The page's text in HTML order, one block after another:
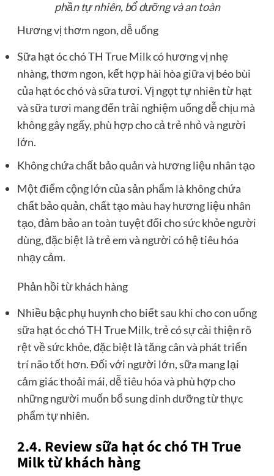
phần tự nhiên, bổ dưỡng và an toàn
Hương vị thơm ngon, dễ uống
Sữa hạt óc chó TH True Milk có hương vị nhẹ
nhàng, thơm ngon, kết hợp hài hòa giữa vị béo bùi
của hạt óc chó và sữa tươi. Vị ngọt tự nhiên từ hạt
và sữa tươi mang đến trải nghiệm uống dễ chịu mà
không gây ngấy, phù hợp cho cả trẻ nhỏ và người
lớn.
Không chứa chất bảo quản và hương liệu nhân tạo
Một điểm cộng lớn của sản phẩm là không chứa
chất bảo quản, chất tạo màu hay hương liệu nhân
tạo, đảm bảo an toàn tuyệt đối cho sức khỏe người
dùng, đặc biệt là trẻ em và người có hệ tiêu hóa
nhạy cảm.
Phản hồi từ khách hàng
Nhiều bậc phụ huynh cho biết sau khi cho con uống
sữa hạt óc chó TH True Milk, trẻ có sự cải thiện rõ
rệt về sức khỏe, đặc biệt là tăng cân và phát triển
trí não tốt hơn. Đối với người lớn, sữa mang lại
cảm giác thoải mái, dễ tiêu hóa và phù hợp cho
những người muốn bổ sung dinh dưỡng từ thực
phẩm tự nhiên.
2.4. Review sữa hạt óc chó TH True
Milk từ khách hàng